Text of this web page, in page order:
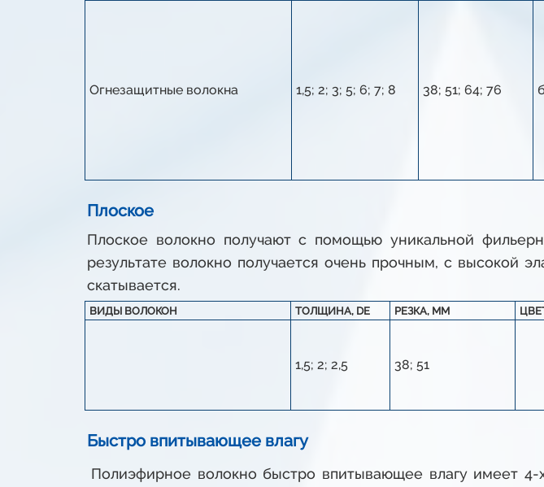
Огнезащитные волокна 1,5; 2; 3; 5; 6; 7; 8 38; 51; 64; 76
Плоское
Плоское волокно получают с помощью уникальной
результате волокно получается очень прочным, с высокой
скатывается.
ВИДЫ ВОЛОКОН ТОЛЩИНА, DE РЕЗКА, ММ
1,5; 2; 2,5 38; 51
Быстро впитывающее влагу
Полиэфирное волокно быстро впитывающее влагу имеет 4-